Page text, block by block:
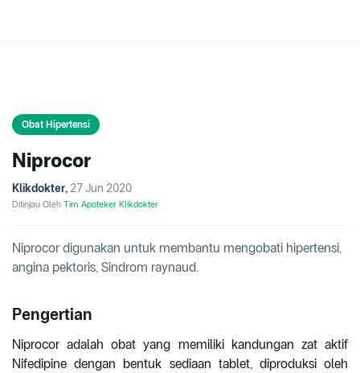
Obat Hipertensi
Niprocor
Klikdokter, 27 Jun 2020
Ditinjau Oleh Tim Apoteker Klikdokter
Niprocor digunakan untuk membantu mengobati hipertensi,
angina pektoris, Sindrom raynaud.
Pengertian
Niprocor adalah obat yang memiliki kandungan zat aktif
Nifedipine dengan bentuk sediaan tablet, diproduksi oleh